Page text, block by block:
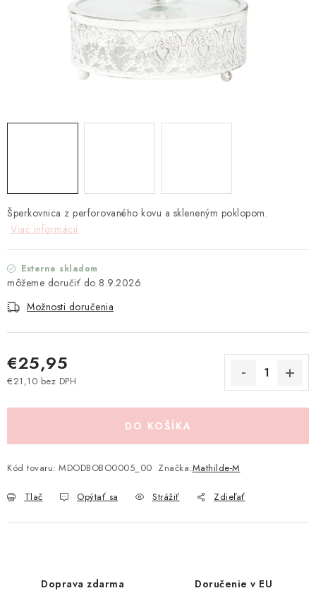
ZNAČKY
Ako nakupovať
Podmienky ochrany osobných údajov
Návod na údržbu nábytku
Šperkovnica z perforovaného kovu a skleneným poklopom.
Viac informácií
Externe skladom
8.9.2026
Možnosti doručenia
€25,95
€21,10 bez DPH
DO KOŠÍKA
Kód tovaru: MDODBOBO0005_00 Značka:Mathilde-M
Tlač Opýtať sa Strážiť Zdieľať
Doprava zdarma Doručenie v EU